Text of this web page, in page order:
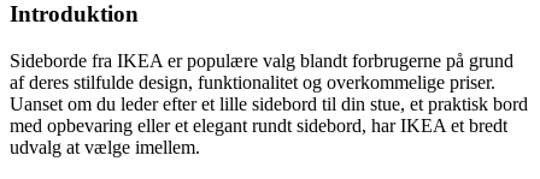
Introduktion
Sideborde fra IKEA er populære valg blandt forbrugerne på grund
af deres stilfulde design, funktionalitet og overkommelige priser.
Uanset om du leder efter et lille sidebord til din stue, et praktisk bord
med opbevaring eller et elegant rundt sidebord, har IKEA et bredt
udvalg at vælge imellem.